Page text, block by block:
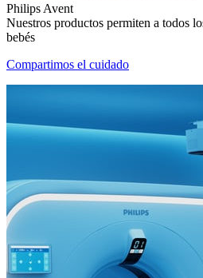
Philips Avent
Nuestros productos permiten a todos
bebés
Compartimos el cuidado